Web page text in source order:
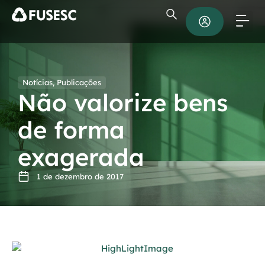
Notícias, Publicações
Não valorize bens
de forma
exagerada
1 de dezembro de 2017